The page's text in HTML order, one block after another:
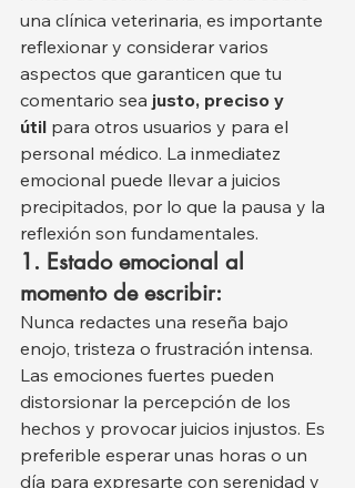
una clínica veterinaria, es importante
reflexionar y considerar varios
aspectos que garanticen que tu
comentario sea justo, preciso y
útil para otros usuarios y para el
personal médico. La inmediatez
emocional puede llevar a juicios
precipitados, por lo que la pausa y la
reflexión son fundamentales.
1. Estado emocional al
momento de escribir:
Nunca redactes una reseña bajo
enojo, tristeza o frustración intensa.
Las emociones fuertes pueden
distorsionar la percepción de los
hechos y provocar juicios injustos. Es
preferible esperar unas horas o un
día para expresarte con serenidad y